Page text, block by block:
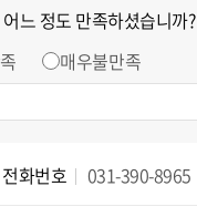
느 정도 만족하셨습니까?
매우불만족
전화번호 031-390-8965